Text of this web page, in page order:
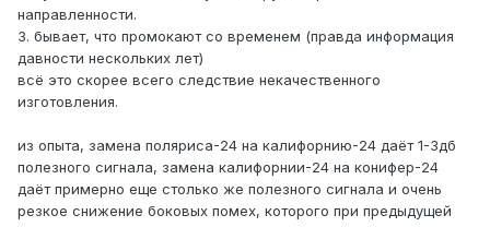
направленности.
3. бывает, что промокают со временем (правда информация
давности нескольких лет)
всё это скорее всего следствие некачественного
изготовления.
из опыта, замена поляриса-24 на калифорнию-24 даёт 1-3дб
полезного сигнала, замена калифорнии-24 на конифер-24
даёт примерно еще столько же полезного сигнала и очень
резкое снижение боковых помех, которого при предыдущей